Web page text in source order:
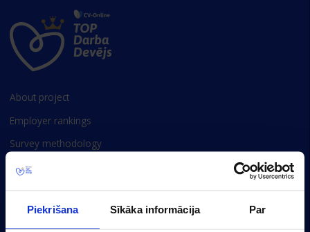
Piekrišana Sīkāka informācija Par
About project
Employer rankings
Survey methodology
Privacy policy